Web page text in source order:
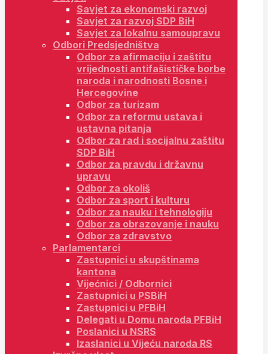
Savjet za ekonomski razvoj
Savjet za razvoj SDP BiH
Savjet za lokalnu samoupravu
Odbori Predsjedništva
Odbor za afirmaciju i zaštitu
vrijednosti antifašističke borbe
naroda i narodnosti Bosne i
Hercegovine
Odbor za turizam
Odbor za reformu ustava i
ustavna pitanja
Odbor za rad i socijalnu zaštitu
SDP BiH
Odbor za pravdu i državnu
upravu
Odbor za okoliš
Odbor za sport i kulturu
Odbor za nauku i tehnologiju
Odbor za obrazovanje i nauku
Odbor za zdravstvo
Parlamentarci
Zastupnici u skupštinama
kantona
Vijećnici / Odbornici
Zastupnici u PSBiH
Zastupnici u PFBiH
Delegati u Domu naroda PFBiH
Poslanici u NSRS
Izaslanici u Vijeću naroda RS